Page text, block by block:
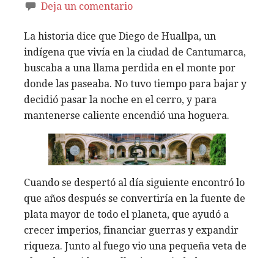
Deja un comentario
La historia dice que Diego de Huallpa, un
indígena que vivía en la ciudad de Cantumarca,
buscaba a una llama perdida en el monte por
donde las paseaba. No tuvo tiempo para bajar y
decidió pasar la noche en el cerro, y para
mantenerse caliente encendió una hoguera.
Cuando se despertó al día siguiente encontró lo
que años después se convertiría en la fuente de
plata mayor de todo el planeta, que ayudó a
crecer imperios, financiar guerras y expandir
riqueza. Junto al fuego vio una pequeña veta de